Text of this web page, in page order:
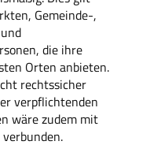
Gemeinde-,
die ihre
Orten anbieten.
rechtssicher
verpflichtenden
wäre zudem mit